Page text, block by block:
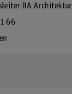
BA Architektur
66